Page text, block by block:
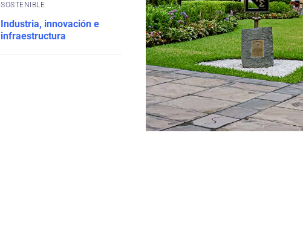
SOSTENIBLE
Industria, innovación e
infraestructura